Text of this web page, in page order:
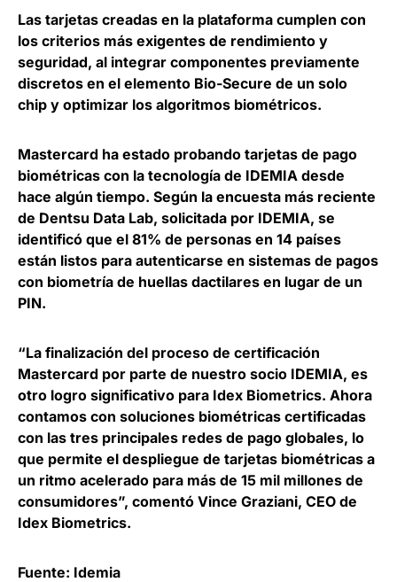
Las tarjetas creadas en la plataforma cumplen con
los criterios más exigentes de rendimiento y
seguridad, al integrar componentes previamente
discretos en el elemento Bio-Secure de un solo
chip y optimizar los algoritmos biométricos.
Mastercard ha estado probando tarjetas de pago
biométricas con la tecnología de IDEMIA desde
hace algún tiempo. Según la encuesta más reciente
de Dentsu Data Lab, solicitada por IDEMIA, se
identificó que el 81% de personas en 14 países
están listos para autenticarse en sistemas de pagos
con biometría de huellas dactilares en lugar de un
PIN.
“La finalización del proceso de certificación
Mastercard por parte de nuestro socio IDEMIA, es
otro logro significativo para Idex Biometrics. Ahora
contamos con soluciones biométricas certificadas
con las tres principales redes de pago globales, lo
que permite el despliegue de tarjetas biométricas a
un ritmo acelerado para más de 15 mil millones de
consumidores”, comentó Vince Graziani, CEO de
Idex Biometrics.
Fuente: Idemia